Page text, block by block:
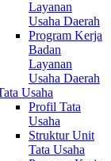
Layanan
Usaha Daerah
Program Kerja
Badan
Layanan
Usaha Daerah
Usaha
Profil Tata
Usaha
Struktur Unit
Tata Usaha